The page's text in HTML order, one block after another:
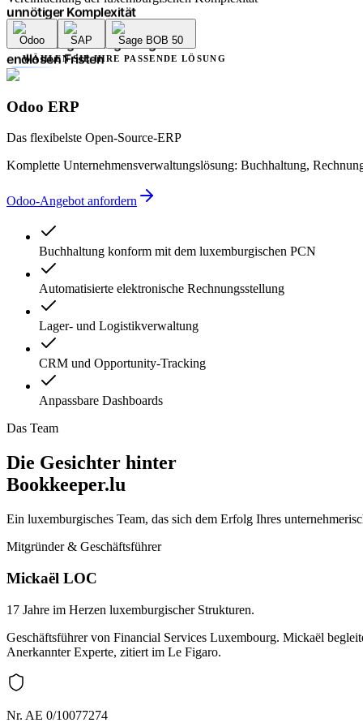
unnötiger Komplexität
Buchungsfehlern
Verwaltungsverzögerungen
endlosen Fristen
mangelnder Transparenz
unnötiger Komplexität
Verwaltungsverzögerungen
Odoo SAP Sage BOB 50
WÄHLEN SIE IHRE PASSENDE LÖSUNG
Odoo ERP
Das flexibelste Open-Source-ERP
Komplette Unternehmensverwaltungslösung: Buchhaltung,
Odoo-Angebot anfordern
Buchhaltung konform mit dem luxemburgischen PCN
Automatisierte elektronische Rechnungsstellung
Lager- und Logistikverwaltung
CRM und Opportunity-Tracking
Anpassbare Dashboards
Das Team
Die Gesichter hinter
Bookkeeper.lu
Ein luxemburgisches Team, das sich dem Erfolg Ihres
Mitgründer & Geschäftsführer
Mickaël LOC
17 Jahre im Herzen luxemburgischer Strukturen.
Geschäftsführer von Financial Services Luxembourg. Mickaël
Anerkannter Experte, zitiert im Le Figaro.
Nr. AE 0/10077274